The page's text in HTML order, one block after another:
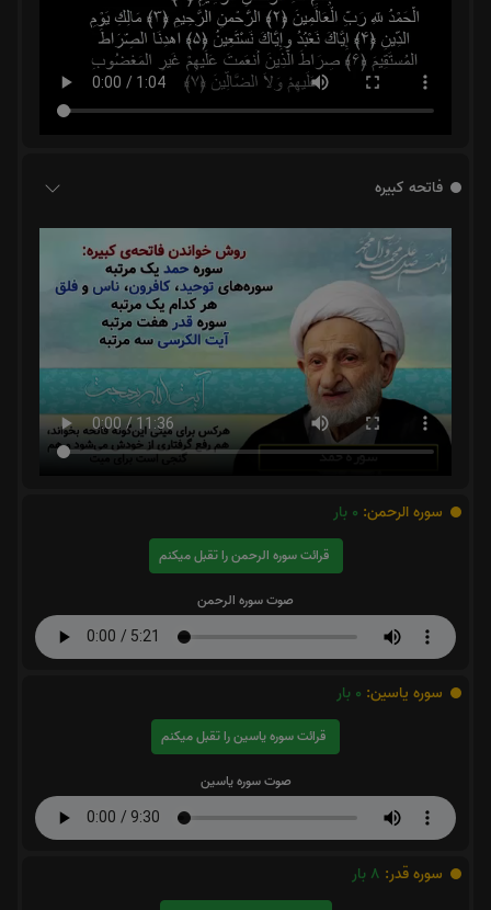
فاتحه کبیره
سوره الرحمن: 0 بار
قرائت سوره الرحمن را تقبل میکنم
صوت سوره الرحمن
سوره یاسین: 0 بار
قرائت سوره یاسین را تقبل میکنم
صوت سوره یاسین
سوره قدر: 8 بار